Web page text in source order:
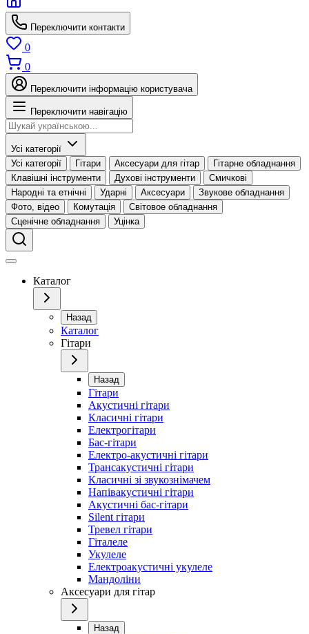
Переключити контакти
0
0
Переключити інформацію користувача
Переключити навігацію
Усі категорії
Усі категорії
Гітари Аксесуари для гітар
Гітарне обладнання
Клавішні інструменти
Духові інструменти
Смичкові
Народні та етнічні
Ударні Аксесуари
Звукове обладнання
Фото, відео
Комутація
Світовое обладнання
Сценічне обладнання
Уцінка
Каталог
Назад
Каталог
Гітари
Назад
Гітари
Акустичні гітари
Класичні гітари
Електрогітари
Бас-гітари
Електро-акустичні гітари
Трансакустичні гітари
Класичні зі звукознімачем
Напівакустичні гітари
Акустичні бас-гітари
Silent гітари
Тревел гітари
Гіталеле
Укулеле
Електроакустичні укулеле
Мандоліни
Аксесуари для гітар
Назад